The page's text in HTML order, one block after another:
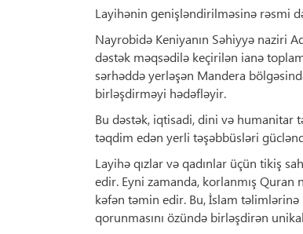
Layihənin genişləndirilməsinə rəsmi
Nayrobidə Keniyanın Səhiyyə naziri
dəstək məqsədilə keçirilən ianə
sərhəddə yerləşən Mandera
birləşdirməyi hədəfləyir.
Bu dəstək, iqtisadi, dini və humanitar
təqdim edən yerli təşəbbüsləri
Layihə qızlar və qadınlar üçün tikiş
edir. Eyni zamanda, korlanmış
kəfən təmin edir. Bu, İslam
qorunmasını özündə birləşdirən